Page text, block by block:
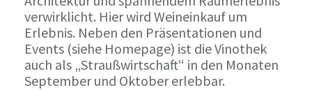
verwirklicht. Hier wird Weineinkauf um
Erlebnis. Neben den Präsentationen und
Events (siehe Homepage) ist die Vinothek
auch als „Straußwirtschaft“ in den Monaten
September und Oktober erlebbar.